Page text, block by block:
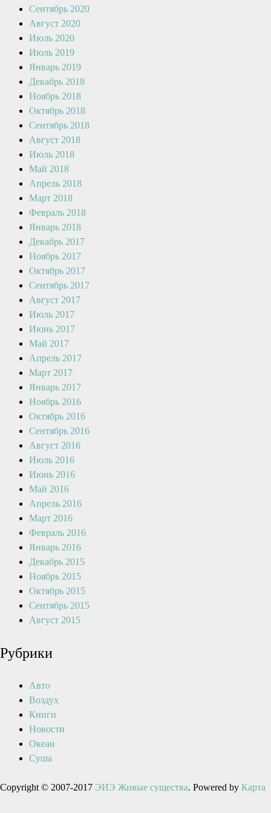
Сентябрь 2020
Август 2020
Июль 2020
Июль 2019
Январь 2019
Декабрь 2018
Ноябрь 2018
Октябрь 2018
Сентябрь 2018
Август 2018
Июль 2018
Май 2018
Апрель 2018
Март 2018
Февраль 2018
Январь 2018
Декабрь 2017
Ноябрь 2017
Октябрь 2017
Сентябрь 2017
Август 2017
Июль 2017
Июнь 2017
Май 2017
Апрель 2017
Март 2017
Январь 2017
Ноябрь 2016
Октябрь 2016
Сентябрь 2016
Август 2016
Июль 2016
Июнь 2016
Май 2016
Апрель 2016
Март 2016
Февраль 2016
Январь 2016
Декабрь 2015
Ноябрь 2015
Октябрь 2015
Сентябрь 2015
Август 2015
Рубрики
Авто
Воздух
Книги
Новости
Океан
Суша
Copyright © 2007-2017 ЭИЭ Живые существа. Powered by Карта